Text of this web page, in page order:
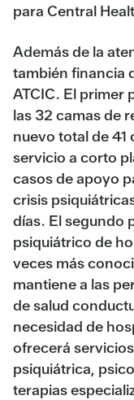
para Central
Además de la
también financia
ATCIC. El primer
las 32 camas de
nuevo total de
servicio a corto
casos de apoyo
crisis
días. El segundo
psiquiátrico de
veces más
mantiene a las
de salud
necesidad de
ofrecerá
psiquiátrica,
terapias